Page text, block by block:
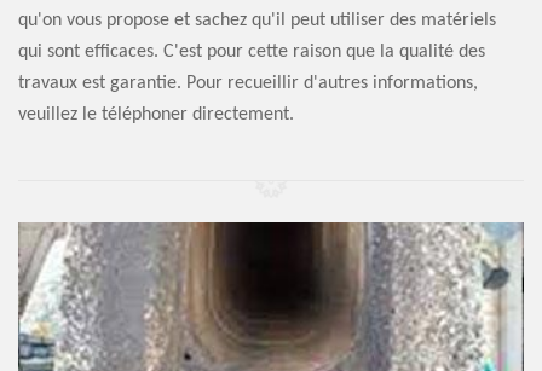
qu'on vous propose et sachez qu'il peut utiliser des matériels
qui sont efficaces. C'est pour cette raison que la qualité des
travaux est garantie. Pour recueillir d'autres informations,
veuillez le téléphoner directement.